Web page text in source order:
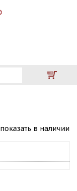
показать в наличии